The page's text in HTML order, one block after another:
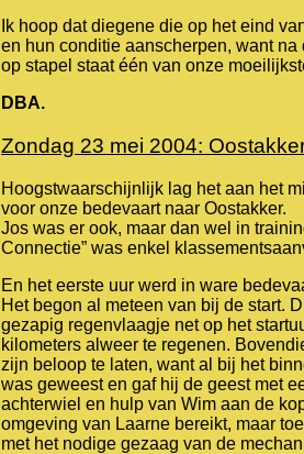
Ik hoop dat diegene die op het eind
en hun conditie aanscherpen, want
op stapel staat één van onze
DBA.
Zondag 23 mei 2004:
Hoogstwaarschijnlijk lag het aan het
voor onze bedevaart naar Oostakker.
Jos was er ook, maar dan wel in
Connectie” was enkel
En het eerste uur werd in ware
Het begon al meteen van bij de start.
gezapig regenvlaagje net op het
kilometers alweer te regenen.
zijn beloop te laten, want al bij het
was geweest en gaf hij de geest met
achterwiel en hulp van Wim aan de
omgeving van Laarne bereikt, maar
met het nodige gezaag van de